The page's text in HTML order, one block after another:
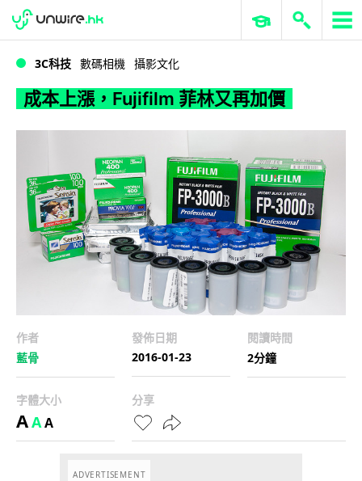
成本上漲，Fujifilm 菲林又再加價
WWDC 2026 ERP 與商業 AI
3C科技 數碼相機 攝影文化
成本上漲，Fujifilm 菲林又再加價
作者
藍骨
發佈日期
2016-01-23
閱讀時間
2分鐘
字體大小
AAA
分享
ADVERTISEMENT